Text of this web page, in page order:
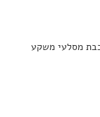
מסלעי משקע